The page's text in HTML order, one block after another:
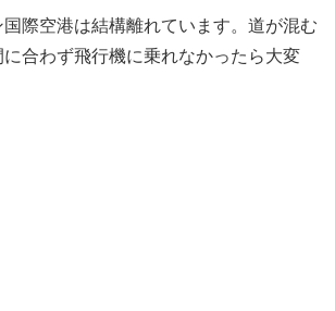
際空港は結構離れています。道が混む
合わず飛行機に乗れなかったら大変